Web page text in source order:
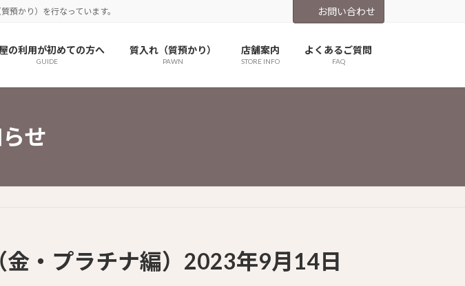
預かり）を行なっています。 お問い合わせ
の利用が初めての方へ
GUIDE
質入れ（質預かり）
PAWN
店舗案内
STORE INFO
よくあるご質問
FAQ
せ
金・プラチナ編）2023年9月14日